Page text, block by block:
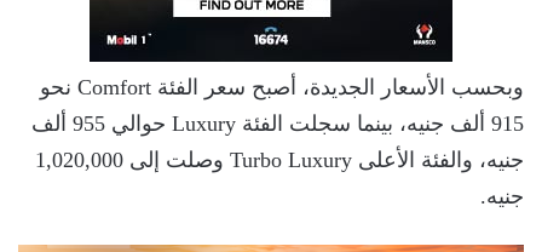
وبحسب الأسعار الجديدة، أصبح سعر الفئة Comfort نحو
915 ألف جنيه، بينما سجلت الفئة Luxury حوالي 955 ألف
جنيه، والفئة الأعلى Turbo Luxury وصلت إلى 1,020,000
جنيه.